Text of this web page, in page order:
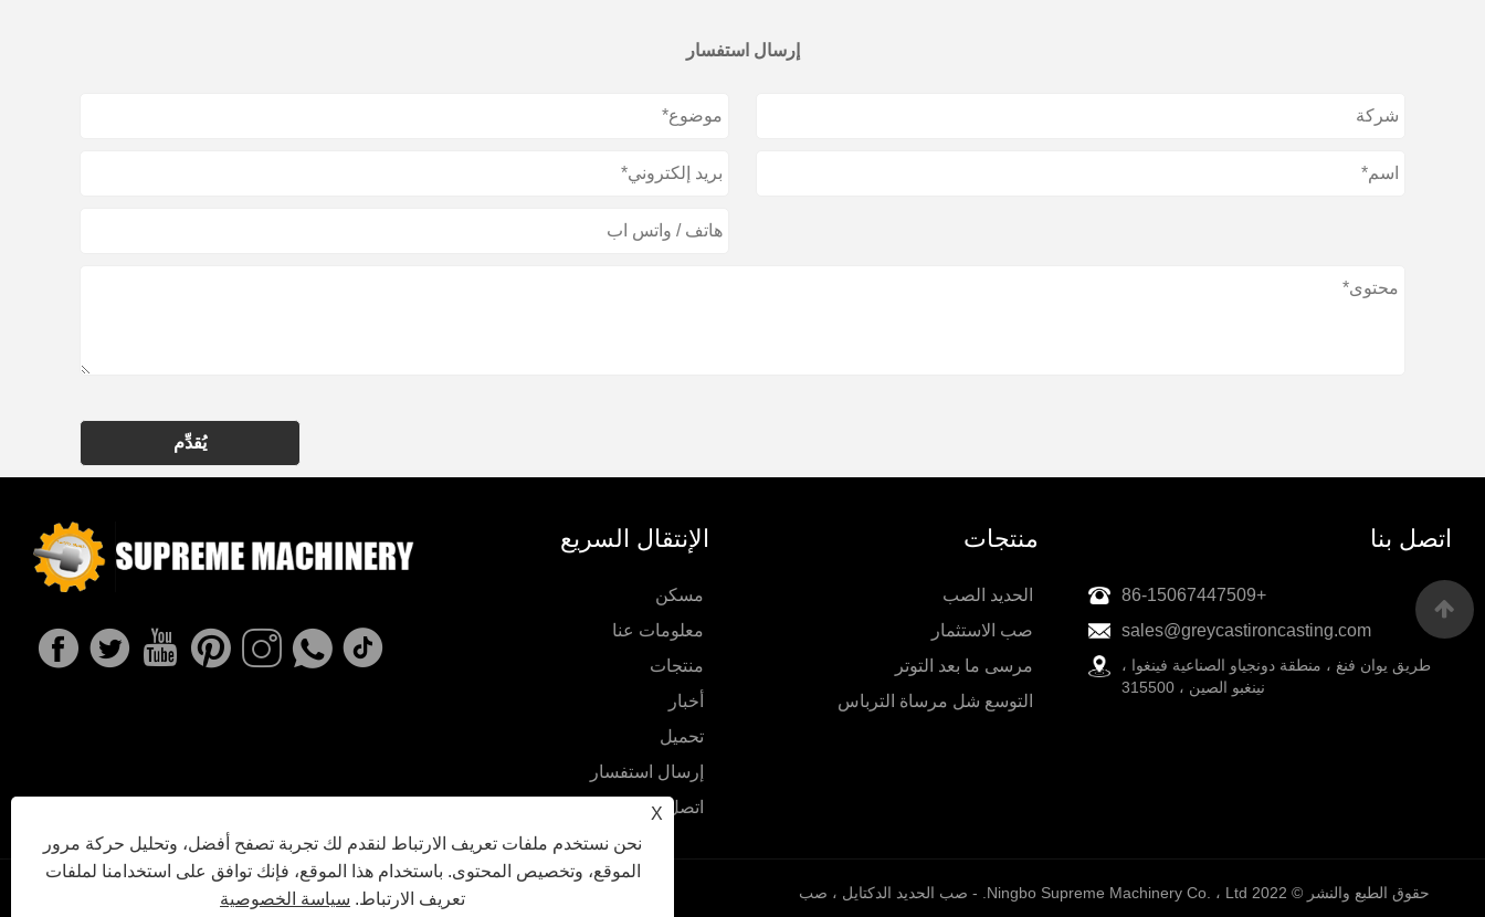
إرسال استفسار
يُقدِّم
X
نحن نستخدم ملفات تعريف الارتباط لنقدم لك تجربة تصفح أفضل، وتحليل حركة مرور
الموقع، وتخصيص المحتوى. باستخدام هذا الموقع، فإنك توافق على استخدامنا لملفات
تعريف الارتباط. سياسة الخصوصية
الإنتقال السريع
مسكن
معلومات عنا
منتجات
أخبار
تحميل
إرسال استفسار
اتصل بنا
منتجات
الحديد الصب
صب الاستثمار
مرسى ما بعد التوتر
التوسع شل مرساة الترباس
اتصل بنا
+86-15067447509
sales@greycastironcasting.com
طريق يوان فنغ ، منطقة دونجياو الصناعية فينغوا ،
نينغبو الصين ، 315500
XML سياسة الخصوصية حقوق الطبع والنشر © 2022 Ningbo Supreme Machinery Co. ، Ltd. - صب الحديد الدكتايل ، صب